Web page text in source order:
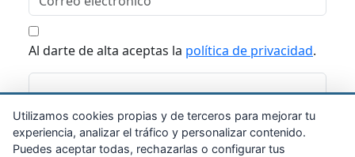
Al darte de alta aceptas la política de privacidad.
Suscribirme
Utilizamos cookies propias y de terceros para mejorar tu
experiencia, analizar el tráfico y personalizar contenido.
Puedes aceptar todas, rechazarlas o configurar tus